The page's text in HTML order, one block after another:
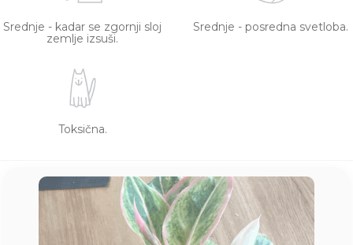
Srednje - kadar se zgornji sloj
zemlje izsuši.
Srednje - posredna svetloba.
Toksična.